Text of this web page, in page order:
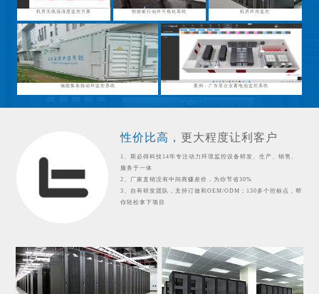
机房无线温湿度监控方案 智能银行动环可视化系统 机房环境监控
储能集装箱动环监控系统 案例：广东某企业蓄电池监控系统
性价比高， 更大程度让利客户
1、斯必得科技14年专注动力环境监控设备研发、生产、销售、
服务于一体
2、厂家直销没有中间商赚差价，为你节省30%
3、自有研发团队，支持订做和OEM/ODM；130多个控标点，帮
你轻松拿下项目